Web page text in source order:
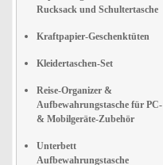
Rucksack und Schultertasche
Kraftpapier-Geschenktüten
Kleidertaschen-Set
Reise-Organizer &
Aufbewahrungstasche für PC-
& Mobilgeräte-Zubehör
Unterbett
Aufbewahrungstasche